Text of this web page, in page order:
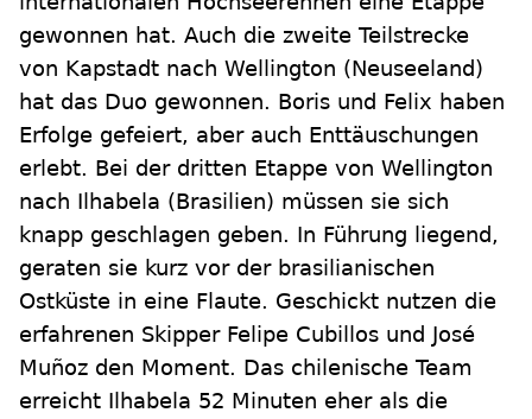
gewonnen hat. Auch die zweite Teilstrecke
von Kapstadt nach Wellington (Neuseeland)
hat das Duo gewonnen. Boris und Felix haben
Erfolge gefeiert, aber auch Enttäuschungen
erlebt. Bei der dritten Etappe von Wellington
nach Ilhabela (Brasilien) müssen sie sich
knapp geschlagen geben. In Führung liegend,
geraten sie kurz vor der brasilianischen
Ostküste in eine Flaute. Geschickt nutzen die
erfahrenen Skipper Felipe Cubillos und José
Muñoz den Moment. Das chilenische Team
erreicht Ilhabela 52 Minuten eher als die